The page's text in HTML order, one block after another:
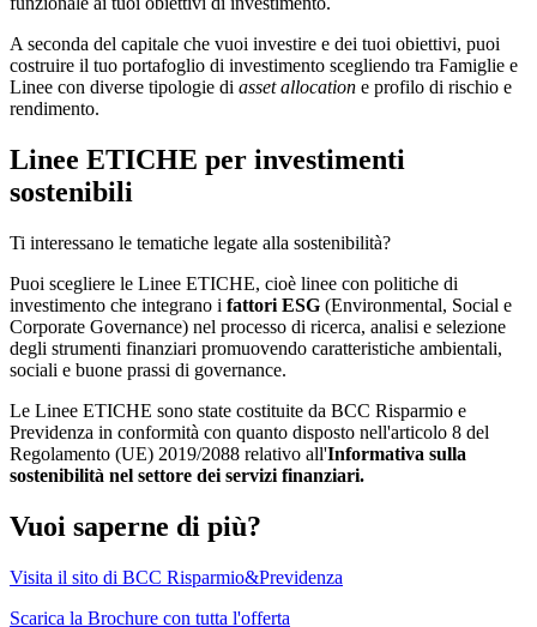
A seconda del capitale che vuoi investire e dei tuoi obiettivi, puoi
costruire il tuo portafoglio di investimento scegliendo tra Famiglie e
Linee con diverse tipologie di asset allocation e profilo di rischio e
rendimento.
Linee ETICHE per investimenti
sostenibili
Ti interessano le tematiche legate alla sostenibilità?
Puoi scegliere le Linee ETICHE, cioè linee con politiche di
investimento che integrano i fattori ESG (Environmental, Social e
Corporate Governance) nel processo di ricerca, analisi e selezione
degli strumenti finanziari promuovendo caratteristiche ambientali,
sociali e buone prassi di governance.
Le Linee ETICHE sono state costituite da BCC Risparmio e
Previdenza in conformità con quanto disposto nell'articolo 8 del
Regolamento (UE) 2019/2088 relativo all'Informativa sulla
sostenibilità nel settore dei servizi finanziari.
Vuoi saperne di più?
Visita il sito di BCC Risparmio&Previdenza
Scarica la Brochure con tutta l'offerta